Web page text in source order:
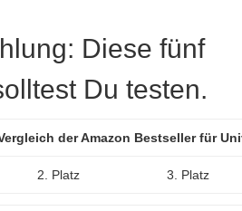
Diese fünf
Du testen.
der Amazon Bestseller für
2. Platz 3. Platz